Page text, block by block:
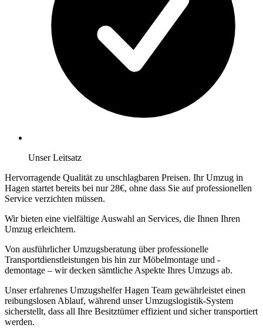
Unser Leitsatz
Hervorragende Qualität zu unschlagbaren Preisen. Ihr Umzug in
Hagen startet bereits bei nur 28€, ohne dass Sie auf professionellen
Service verzichten müssen.
Wir bieten eine vielfältige Auswahl an Services, die Ihnen Ihren
Umzug erleichtern.
Von ausführlicher Umzugsberatung über professionelle
Transportdienstleistungen bis hin zur Möbelmontage und -
demontage – wir decken sämtliche Aspekte Ihres Umzugs ab.
Unser erfahrenes Umzugshelfer Hagen Team gewährleistet einen
reibungslosen Ablauf, während unser Umzugslogistik-System
sicherstellt, dass all Ihre Besitztümer effizient und sicher transportiert
werden.